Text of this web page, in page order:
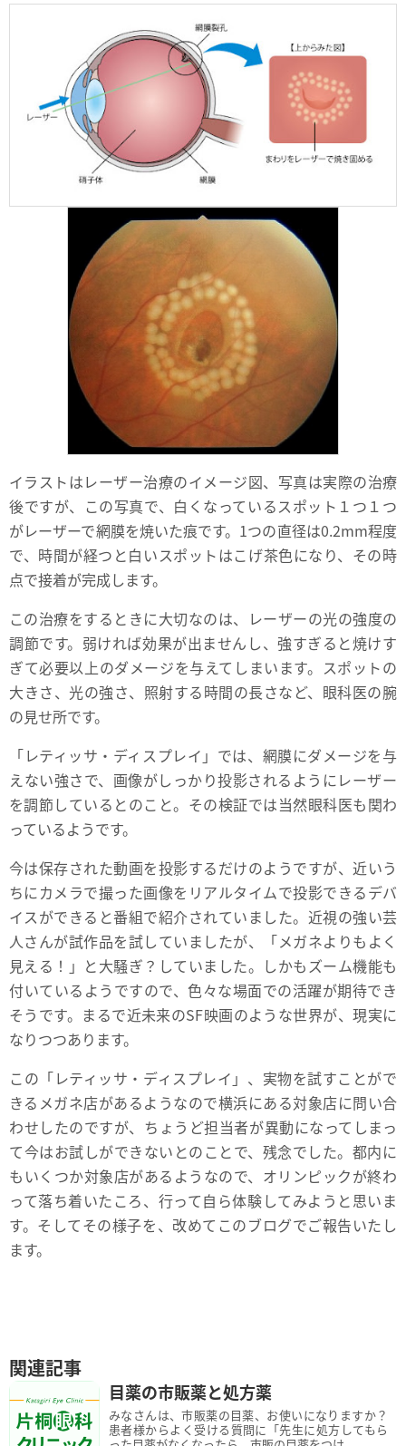
イラストはレーザー治療のイメージ図、写真は実際の治療
後ですが、この写真で、白くなっているスポット１つ１つ
がレーザーで網膜を焼いた痕です。1つの直径は0.2mm程度
で、時間が経つと白いスポットはこげ茶色になり、その時
点で接着が完成します。
この治療をするときに大切なのは、レーザーの光の強度の
調節です。弱ければ効果が出ませんし、強すぎると焼けす
ぎて必要以上のダメージを与えてしまいます。スポットの
大きさ、光の強さ、照射する時間の長さなど、眼科医の腕
の見せ所です。
「レティッサ・ディスプレイ」では、網膜にダメージを与
えない強さで、画像がしっかり投影されるようにレーザー
を調節しているとのこと。その検証では当然眼科医も関わ
っているようです。
今は保存された動画を投影するだけのようですが、近いう
ちにカメラで撮った画像をリアルタイムで投影できるデバ
イスができると番組で紹介されていました。近視の強い芸
人さんが試作品を試していましたが、「メガネよりもよく
見える！」と大騒ぎ？していました。しかもズーム機能も
付いているようですので、色々な場面での活躍が期待でき
そうです。まるで近未来のSF映画のような世界が、現実に
なりつつあります。
この「レティッサ・ディスプレイ」、実物を試すことがで
きるメガネ店があるようなので横浜にある対象店に問い合
わせしたのですが、ちょうど担当者が異動になってしまっ
て今はお試しができないとのことで、残念でした。都内に
もいくつか対象店があるようなので、オリンピックが終わ
って落ち着いたころ、行って自ら体験してみようと思いま
す。そしてその様子を、改めてこのブログでご報告いたし
ます。
関連記事
目薬の市販薬と処方薬
みなさんは、市販薬の目薬、お使いになりますか？
患者様からよく受ける質問に「先生に処方してもら